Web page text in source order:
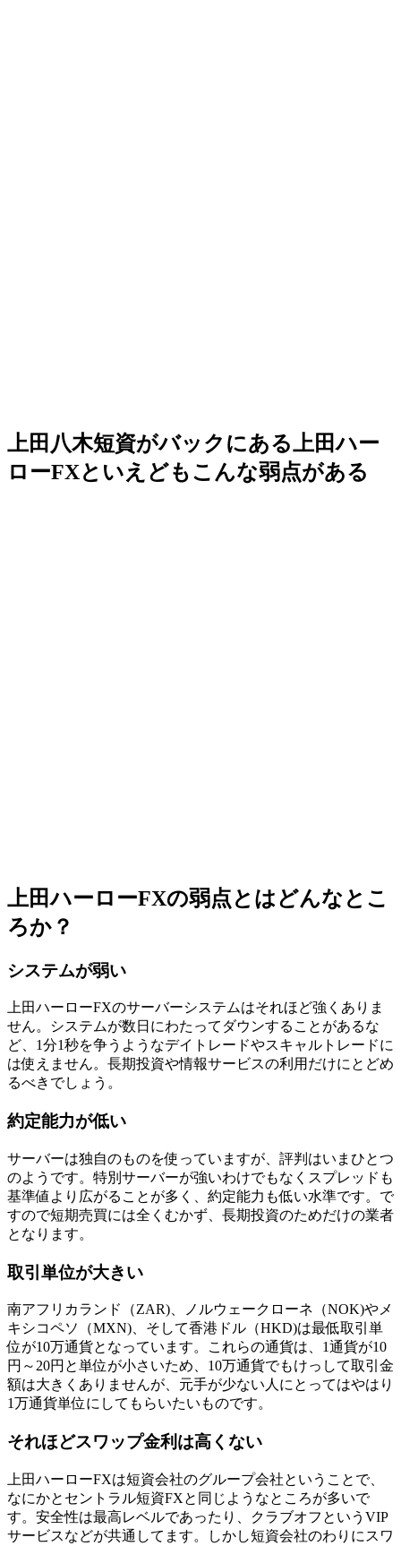
上田八木短資がバックにある上田ハー
ローFXといえどもこんな弱点がある
上田ハーローFXの弱点とはどんなとこ
ろか？
システムが弱い
上田ハーローFXのサーバーシステムはそれほど強くありま
せん。システムが数日にわたってダウンすることがあるな
ど、1分1秒を争うようなデイトレードやスキャルトレードに
は使えません。長期投資や情報サービスの利用だけにとどめ
るべきでしょう。
約定能力が低い
サーバーは独自のものを使っていますが、評判はいまひとつ
のようです。特別サーバーが強いわけでもなくスプレッドも
基準値より広がることが多く、 約定能力も低い水準です。で
すので短期売買には全くむかず、長期投資のためだけの業者
となります。
取引単位が大きい
南アフリカランド（ZAR)、ノルウェークローネ（NOK)やメ
キシコペソ（MXN)、そして香港ドル（HKD)は最低取引単
位が10万通貨となっています。これらの通貨は、1通貨が10
円～20円と単位が小さいため、10万通貨でもけっして取引金
額は大きくありませんが、元手が少ない人にとってはやはり
1万通貨単位にしてもらいたいものです。
それほどスワップ金利は高くない
上田ハーローFXは短資会社のグループ会社ということで、
なにかとセントラル短資FXと同じようなところが多いで
す。安全性は最高レベルであったり、クラブオフというVIP
サービスなどが共通してます。しかし短資会社のわりに スワ